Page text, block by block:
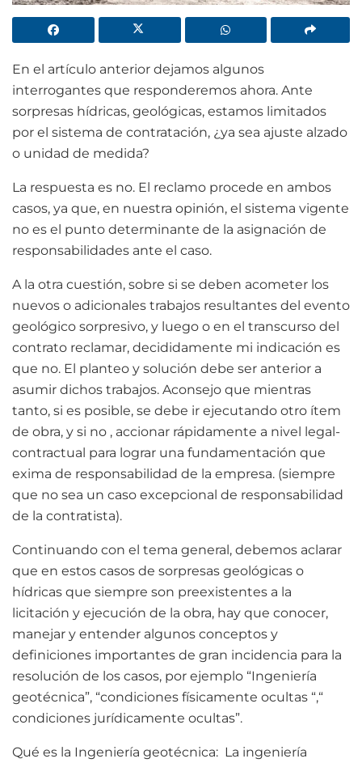
En el artículo anterior dejamos algunos
interrogantes que responderemos ahora. Ante
sorpresas hídricas, geológicas, estamos limitados
por el sistema de contratación, ¿ya sea ajuste alzado
o unidad de medida?
La respuesta es no. El reclamo procede en ambos
casos, ya que, en nuestra opinión, el sistema vigente
no es el punto determinante de la asignación de
responsabilidades ante el caso.
A la otra cuestión, sobre si se deben acometer los
nuevos o adicionales trabajos resultantes del evento
geológico sorpresivo, y luego o en el transcurso del
contrato reclamar, decididamente mi indicación es
que no. El planteo y solución debe ser anterior a
asumir dichos trabajos. Aconsejo que mientras
tanto, si es posible, se debe ir ejecutando otro ítem
de obra, y si no , accionar rápidamente a nivel legal-
contractual para lograr una fundamentación que
exima de responsabilidad de la empresa. (siempre
que no sea un caso excepcional de responsabilidad
de la contratista).
Continuando con el tema general, debemos aclarar
que en estos casos de sorpresas geológicas o
hídricas que siempre son preexistentes a la
licitación y ejecución de la obra, hay que conocer,
manejar y entender algunos conceptos y
definiciones importantes de gran incidencia para la
resolución de los casos, por ejemplo “Ingeniería
geotécnica”, “condiciones físicamente ocultas “,“
condiciones jurídicamente ocultas”.
Qué es la Ingeniería geotécnica: La ingeniería